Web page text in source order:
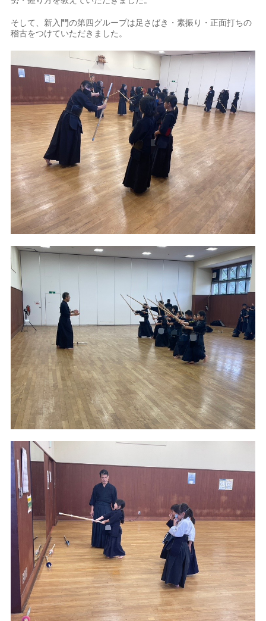
そして、新入門の第四グループは足さばき・素振り・正面打ちの
稽古をつけていただきました。